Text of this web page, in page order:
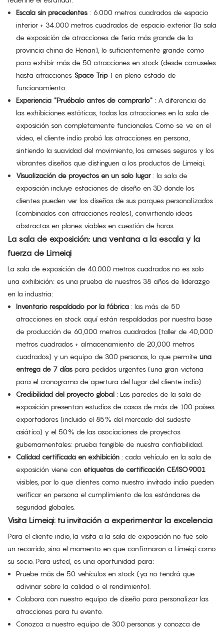
Escala sin precedentes: 6.000 metros cuadrados de espacio
interior + 34.000 metros cuadrados de espacio exterior (la sala
de exposición de atracciones de feria más grande de la
provincia china de Henan), lo suficientemente grande como
para exhibir más de 50 atracciones en stock (desde carruseles
hasta atracciones Space Trip) en pleno estado de
funcionamiento.
Experiencia "Pruébalo antes de comprarlo": A diferencia de
las exhibiciones estáticas, todas las atracciones en la sala de
exposición son completamente funcionales. Como se ve en el
video, el cliente indio probó las atracciones en persona,
sintiendo la suavidad del movimiento, los arneses seguros y los
vibrantes diseños que distinguen a los productos de Limeiqi.
Visualización de proyectos en un solo lugar: la sala de
exposición incluye estaciones de diseño en 3D donde los
clientes pueden ver los diseños de sus parques personalizados
(combinados con atracciones reales), convirtiendo ideas
abstractas en planes viables en cuestión de horas.
La sala de exposición: una ventana a la escala y la
fuerza de Limeiqi
La sala de exposición de 40.000 metros cuadrados no es solo
una exhibición: es una prueba de nuestros 38 años de liderazgo
en la industria:
Inventario respaldado por la fábrica: las más de 50
atracciones en stock aquí están respaldadas por nuestra base
de producción de 60,000 metros cuadrados (taller de 40,000
metros cuadrados + almacenamiento de 20,000 metros
cuadrados) y un equipo de 300 personas, lo que permite una
entrega de 7 díaspara pedidos urgentes (una gran victoria
para el cronograma de apertura del lugar del cliente indio).
Credibilidad del proyecto global: Las paredes de la sala de
exposición presentan estudios de casos de más de 100 países
exportadores (incluido el 85% del mercado del sudeste
asiático) y el 50% de las asociaciones de proyectos
gubernamentales: prueba tangible de nuestra confiabilidad.
Calidad certificada en exhibición: cada vehículo en la sala de
exposición viene con etiquetas de certificación CE/ISO9001
visibles, por lo que clientes como nuestro invitado indio pueden
verificar en persona el cumplimiento de los estándares de
seguridad globales.
Visita Limeiqi: tu invitación a experimentar la excelencia
Para el cliente indio, la visita a la sala de exposición no fue solo
un recorrido, sino el momento en que confirmaron a Limeiqi como
su socio. Para usted, es una oportunidad para:
Pruebe más de 50 vehículos en stock (ya no tendrá que
adivinar sobre la calidad o el rendimiento).
Colabora con nuestro equipo de diseño para personalizar las
atracciones para tu evento.
Conozca a nuestro equipo de 300 personas y conozca de